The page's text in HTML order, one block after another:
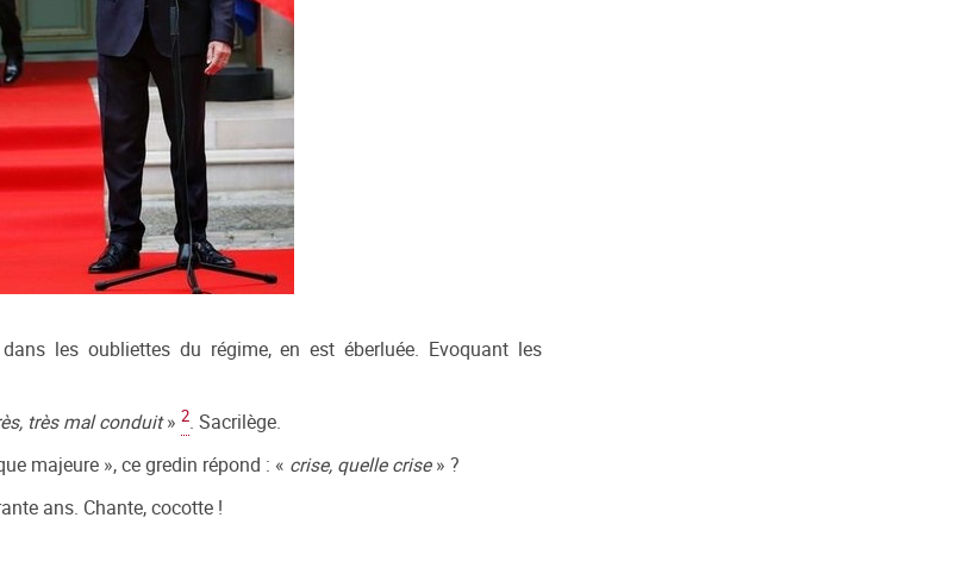
les oubliettes du régime, en est éberluée. Evoquant les
très mal conduit» 2. Sacrilège.
majeure », ce gredin répond : « crise, quelle crise» ?
ans. Chante, cocotte !